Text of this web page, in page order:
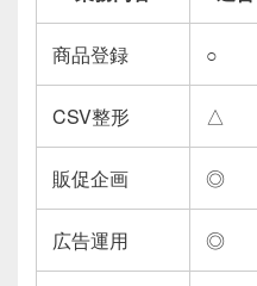
商品登録 ○
CSV整形 △
販促企画 ◎
広告運用 ◎